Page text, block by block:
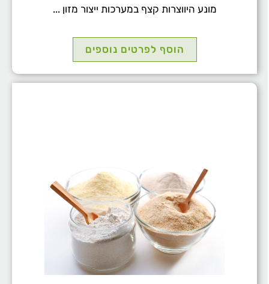
מונע היווצרות קצף במערכות ייצור מזון ...
הוסף לפרטים נוספים